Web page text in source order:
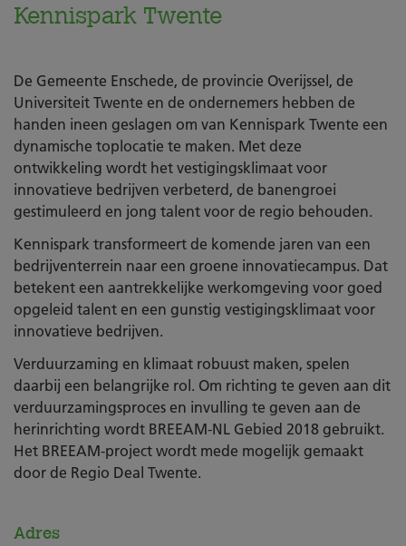
Kennispark Twente
De Gemeente Enschede, de provincie Overijssel, de
Universiteit Twente en de ondernemers hebben de
handen ineen geslagen om van Kennispark Twente een
dynamische toplocatie te maken. Met deze
ontwikkeling wordt het vestigingsklimaat voor
innovatieve bedrijven verbeterd, de banengroei
gestimuleerd en jong talent voor de regio behouden.
Kennispark transformeert de komende jaren van een
bedrijventerrein naar een groene innovatiecampus. Dat
betekent een aantrekkelijke werkomgeving voor goed
opgeleid talent en een gunstig vestigingsklimaat voor
innovatieve bedrijven.
Verduurzaming en klimaat robuust maken, spelen
daarbij een belangrijke rol. Om richting te geven aan dit
verduurzamingsproces en invulling te geven aan de
herinrichting wordt BREEAM-NL Gebied 2018 gebruikt.
Het BREEAM-project wordt mede mogelijk gemaakt
door de Regio Deal Twente.
Adres